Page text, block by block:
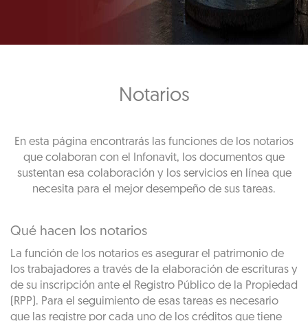
Notarios
En esta página encontrarás las funciones de los notarios
que colaboran con el Infonavit, los documentos que
sustentan esa colaboración y los servicios en línea que
necesita para el mejor desempeño de sus tareas.
Qué hacen los notarios
La función de los notarios es asegurar el patrimonio de
los trabajadores a través de la elaboración de escrituras y
de su inscripción ante el Registro Público de la Propiedad
(RPP). Para el seguimiento de esas tareas es necesario
que las registre por cada uno de los créditos que tiene